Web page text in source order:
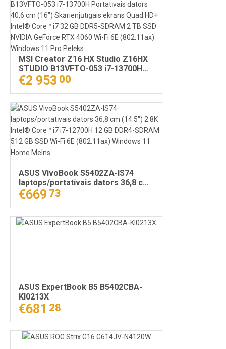
MSI Creator Z16 HX Studio Z16HX
STUDIO B13VFTO-053 i7-13700H
Portatīvais dators 40,6 cm (16")
Skārienjūtīgais ekrāns Quad HD+
Intel® Core™ i7 32 GB DDR5-
SDRAM 2 TB SSD NVIDIA GeForce
RTX 4060 Wi-Fi 6E (802.11ax)
Windows 11 Pro Pelēks
€2 953 00
ASUS VivoBook S5402ZA-IS74
laptops/portatīvais dators 36,8 cm
(14.5") 2.8K Intel® Core™ i7 i7-
12700H 12 GB DDR4-SDRAM 512 GB
SSD Wi-Fi 6E (802.11ax) Windows
11 Home Melns
€669 73
ASUS ExpertBook B5 B5402CBA-
KI0213X
€681 28